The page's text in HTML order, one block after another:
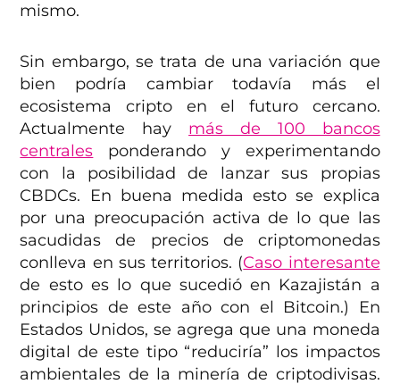
mismo.
Sin embargo, se trata de una variación que
bien podría cambiar todavía más el
ecosistema cripto en el futuro cercano.
Actualmente hay más de 100 bancos
centrales ponderando y experimentando
con la posibilidad de lanzar sus propias
CBDCs. En buena medida esto se explica
por una preocupación activa de lo que las
sacudidas de precios de criptomonedas
conlleva en sus territorios. (Caso interesante
de esto es lo que sucedió en Kazajistán a
principios de este año con el Bitcoin.) En
Estados Unidos, se agrega que una moneda
digital de este tipo “reduciría” los impactos
ambientales de la minería de criptodivisas.